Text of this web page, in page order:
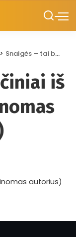
Snaigės – tai bučiniai iš dangaus. (Nežinomas autorius)
iš
autorius)